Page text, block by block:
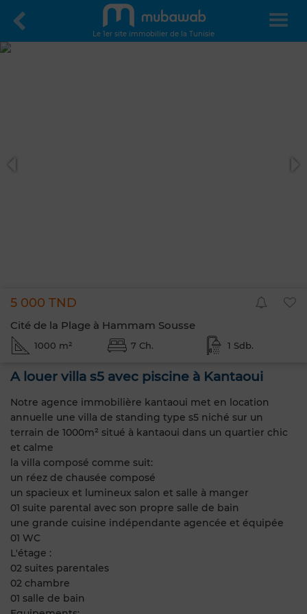
Le 1er site immobilier de la Tunisie
5 000 TND
Cité de la Plage à Hammam Sousse
1000 m² 7 Ch. 1 Sdb.
A louer villa s5 avec piscine à Kantaoui
Notre agence immobilière kantaoui met en location
annuelle une villa de standing type s5 niché sur un
terrain de 1000m² situé à kantaoui dans un quartier chic
et calme
la villa composé comme suit:
un réez de chausée composé
un spacieux et lumineux salon et salle à manger
01 suite parental avec son propre salle de bain
une grande cuisine indépendante agencée et équipée
01 WC
L'étage :
02 suites parentales
02 chambre
01 salle de bain